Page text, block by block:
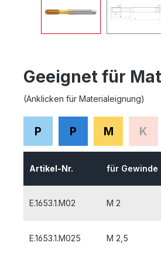
Geeignet für
(Anklicken für Materialeignung)
P P M K
Artikel-Nr. für Gewinde
E.1653.1.M02 M 2
E.1653.1.M025 M 2,5